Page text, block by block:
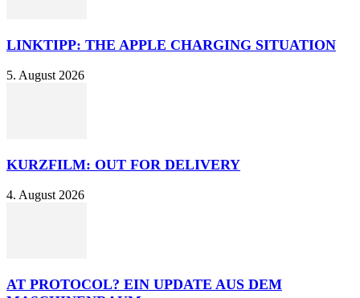
LINKTIPP: THE APPLE CHARGING SITUATION
5. August 2026
KURZFILM: OUT FOR DELIVERY
4. August 2026
AT PROTOCOL? EIN UPDATE AUS DEM